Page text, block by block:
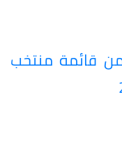
قائمة منتخب